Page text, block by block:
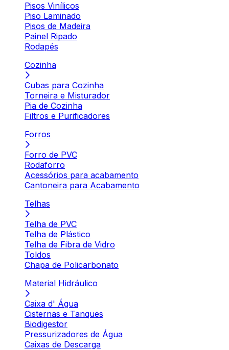
Pisos Vinílicos
Piso Laminado
Pisos de Madeira
Painel Ripado
Rodapés
Cozinha
Cubas para Cozinha
Torneira e Misturador
Pia de Cozinha
Filtros e Purificadores
Forros
Forro de PVC
Rodaforro
Acessórios para acabamento
Cantoneira para Acabamento
Telhas
Telha de PVC
Telha de Plástico
Telha de Fibra de Vidro
Toldos
Chapa de Policarbonato
Material Hidráulico
Caixa d' Água
Cisternas e Tanques
Biodigestor
Pressurizadores de Água
Caixas de Descarga